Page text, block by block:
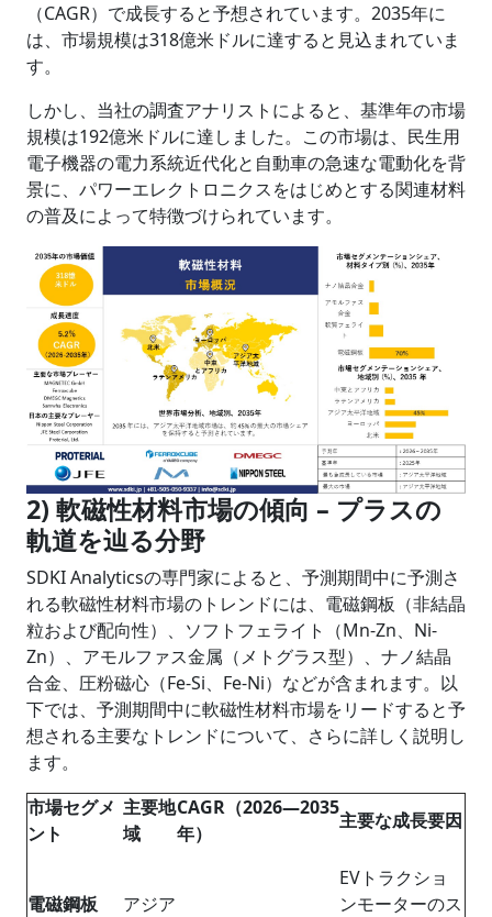
（CAGR）で成長すると予想されています。2035年に
は、市場規模は318億米ドルに達すると見込まれていま
す。
しかし、当社の調査アナリストによると、基準年の市場
規模は192億米ドルに達しました。この市場は、民生用
電子機器の電力系統近代化と自動車の急速な電動化を背
景に、パワーエレクトロニクスをはじめとする関連材料
の普及によって特徴づけられています。
2) 軟磁性材料市場の傾向 – プラスの
軌道を辿る分野
SDKI Analyticsの専門家によると、予測期間中に予測さ
れる軟磁性材料市場のトレンドには、電磁鋼板（非結晶
粒および配向性）、ソフトフェライト（Mn-Zn、Ni-
Zn）、アモルファス金属（メトグラス型）、ナノ結晶
合金、圧粉磁心（Fe-Si、Fe-Ni）などが含まれます。以
下では、予測期間中に軟磁性材料市場をリードすると予
想される主要なトレンドについて、さらに詳しく説明し
ます。
市場セグメ
ント
主要地
域
CAGR（2026―2035
年）
主要な成長要因
電磁鋼板
アジア
EVトラクショ
ンモーターのス